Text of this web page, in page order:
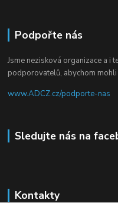
Podpořte nás
Jsme nezisková organizace a i
podporovatelů, abychom mohli
www.ADCZ.cz/podporte-nas
Sledujte nás na
Kontakty